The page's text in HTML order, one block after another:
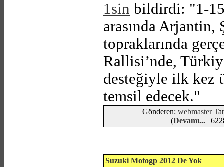
1sin bildirdi: "1-
arasında Arjantin,
topraklarında
Rallisi’nde,
desteğiyle ilk kez
temsil edecek."
Gönderen: webmaster
(Devamı...|
Suzuki Motogp 2012 De Yok